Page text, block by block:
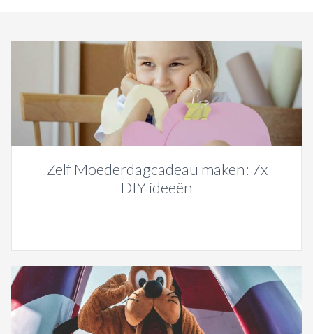
Zelf Moederdagcadeau maken: 7x
DIY ideeën